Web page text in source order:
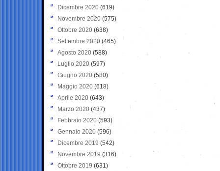
Dicembre 2020 (619)
Novembre 2020 (575)
Ottobre 2020 (638)
Settembre 2020(465)
Agosto 2020 (588)
Luglio 2020 (597)
Giugno 2020 (580)
Maggio 2020 (618)
Aprile 2020 (643)
Marzo 2020 (437)
Febbraio 2020 (593)
Gennaio 2020 (596)
Dicembre 2019 (542)
Novembre 2019 (316)
Ottobre 2019 (631)